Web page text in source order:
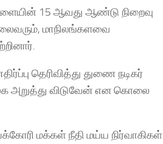
15 ஆவது ஆண்டு நிறைவு
மாநிலங்களவை
தெரிவித்து துணை நடிகர்
அறுத்து விடுவேன் என கொலை
மக்கள் நீதி மய்ய நிர்வாகிகள்